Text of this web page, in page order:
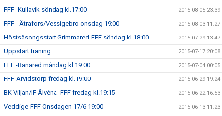
FFF -Kullavik söndag kl.17:00 2015-08-05 23:39
FFF - Ätrafors/Vessigebro onsdag 19:00 2015-08-03 11:27
Höstsäsongsstart Grimmared-FFF söndag kl.18:00 2015-07-29 13:47
Uppstart träning 2015-07-17 20:08
FFF -Bänared måndag kl.19:00 2015-07-04 00:05
FFF-Arvidstorp fredag kl.19:00 2015-06-29 19:24
BK Viljan/IF Älvéna -FFF fredag kl.19:15 2015-06-22 16:53
Veddige-FFF Onsdagen 17/6 19:00 2015-06-13 11:23